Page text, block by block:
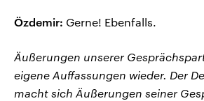
Özdemir: Gerne! Ebenfalls.
Äußerungen unserer
eigene Auffassungen wieder. Der
macht sich Äußerungen seiner